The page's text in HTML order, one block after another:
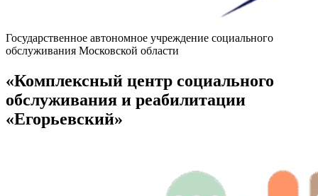
Государственное автономное учреждение социального
обслуживания Московской области
«Комплексный центр социального
обслуживания и реабилитации
«Егорьевский»